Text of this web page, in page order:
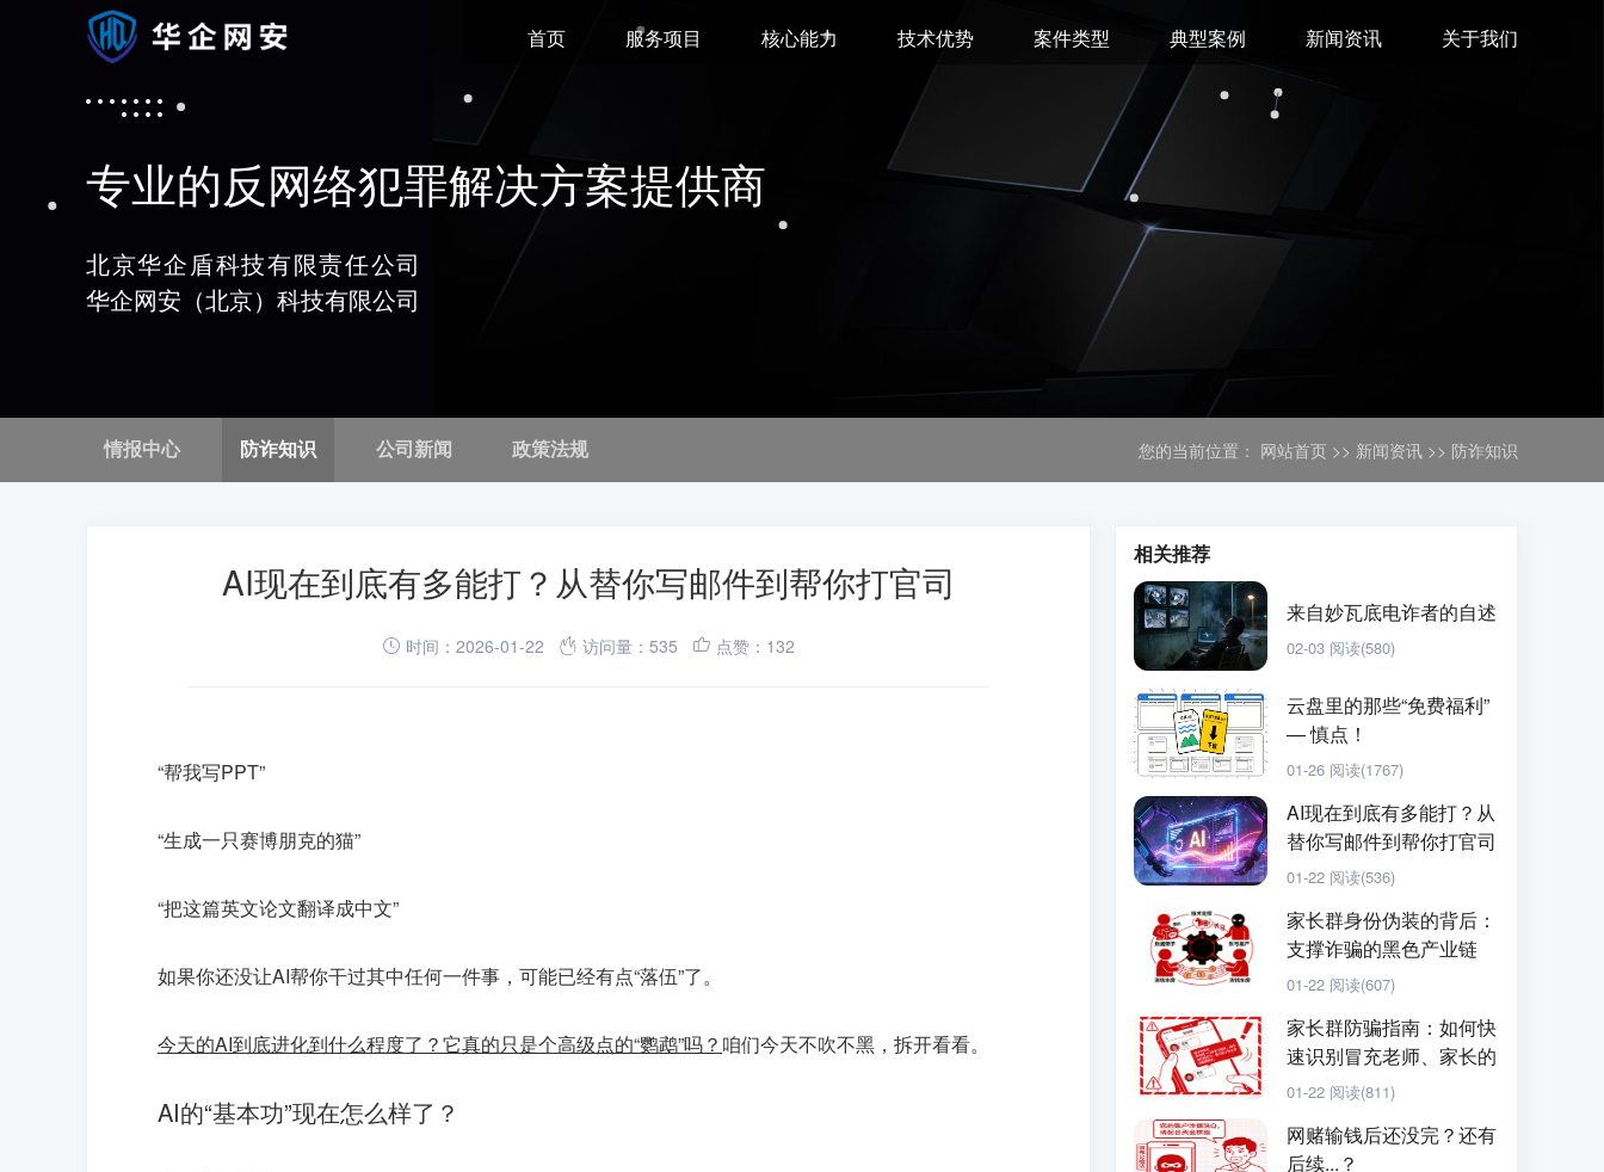
首页 服务项目 核心能力 技术优势 案件类型 典型案例 新闻资讯 关于我们
专业的反网络犯罪解决方案提供商
北京华企盾科技有限责任公司
华企网安（北京）科技有限公司
情报中心 防诈知识 公司新闻 政策法规 您的当前位置： 网站首页 >> 新闻资讯 >> 防诈知识
AI现在到底有多能打？从替你写邮件到帮你打官司
时间：2026-01-22 访问量：535 点赞：132
“帮我写PPT”
“生成一只赛博朋克的猫”
“把这篇英文论文翻译成中文”
如果你还没让AI帮你干过其中任何一件事，可能已经有点“落伍”了。
今天的AI到底进化到什么程度了？它真的只是个高级点的“鹦鹉”吗？ 咱们今天不吹不黑，拆开看看。
AI的“基本功”现在怎么样了？
相关推荐
来自妙瓦底电诈者的自述
02-03 阅读(580)
云盘里的那些“免费福利”
— 慎点！
01-26 阅读(1767)
AI现在到底有多能打？从
替你写邮件到帮你打官司
01-22 阅读(536)
家长群身份伪装的背后：
支撑诈骗的黑色产业链
01-22 阅读(607)
家长群防骗指南：如何快
速识别冒充老师、家长的
钓鱼账号
01-22 阅读(811)
网赌输钱后还没完？还有
后续...？